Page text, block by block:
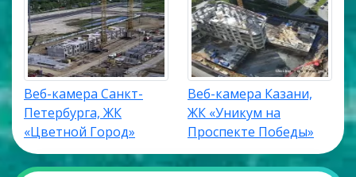
Веб-камера Санкт-
Петербурга, ЖК
«Цветной Город»
Веб-камера Казани,
ЖК «Уникум на
Проспекте Победы»